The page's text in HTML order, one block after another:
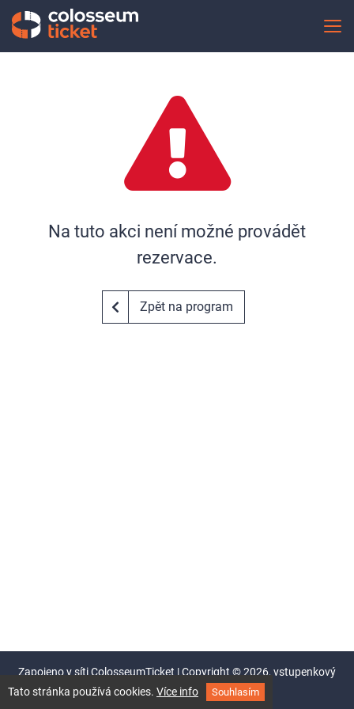
Tato stránka používá cookies. Více info Souhlasím
Na tuto akci není možné provádět
rezervace.
Zpět na program
Zapojeno v sítiColosseumTicket |Copyright ©2026, vstupenkový
systém Colosseum